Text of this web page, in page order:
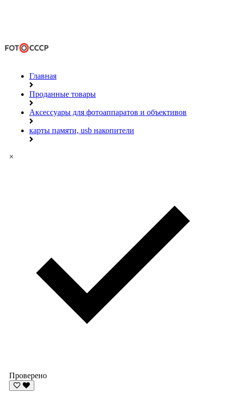
Главная
Проданные товары
Аксессуары для фотоаппаратов и объективов
карты памяти, usb накопители
×
Проверено